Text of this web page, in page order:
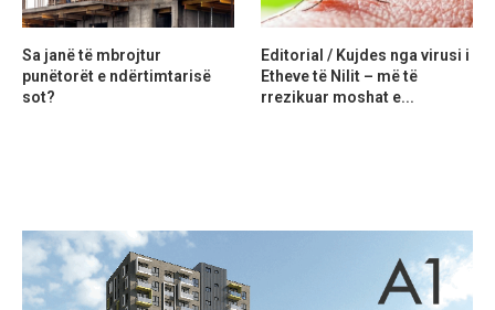
Sa janë të mbrojtur
punëtorët e ndërtimtarisë
sot?
Editorial / Kujdes nga virusi i
Etheve të Nilit – më të
rrezikuar moshat e...